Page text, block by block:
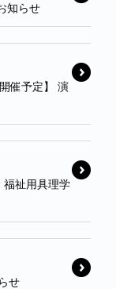
知らせ
催予定】 演
福祉用具理学
せ